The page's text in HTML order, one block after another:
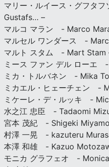
マリー・ルイース・グフタ
Gustafs… –
マルコ マラン - Marco
マルセル ワンダース -
マルト スタム - Mart Stam
ミース ファン デル ローエ
ミカ・トルバネン - Mika
ミカエル・ヒェーチェン -
ミケーレ・デ・ルッキ -
水之江 忠臣 - Tadaomi
宮本 茂紀 - Shigeki
村澤 一晃 - kazuteru
本澤 和雄 - Kazuo
モニカ グラフェオ -